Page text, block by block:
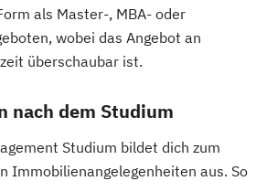
Lern- und Bildungsräume
& Customer Experience
in Museen und
in Wirtschaft und
als Master-, MBA- oder
wobei das Angebot an
überschaubar ist.
nach dem Studium
Studium bildet dich zum
Immobilienangelegenheiten aus. So